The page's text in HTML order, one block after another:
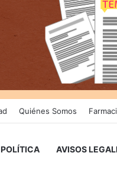
Quiénes Somos
POLÍTICA AVISOS